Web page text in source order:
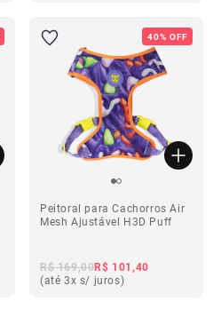
40% OFF
Peitoral para Cachorros Air
Mesh Ajustável H3D Puff
R$ 169,00R$ 101,40
(até 3x s/ juros)